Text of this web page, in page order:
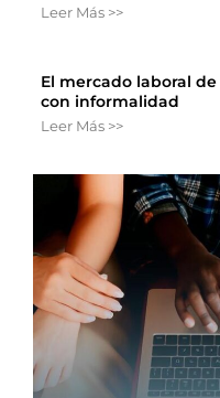
Leer Más >>
El mercado laboral
con informalidad
Leer Más >>